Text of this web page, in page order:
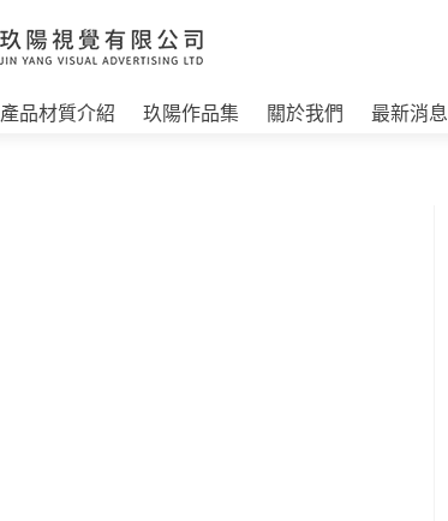
產品材質介紹 玖陽作品集 關於我們 最新消息